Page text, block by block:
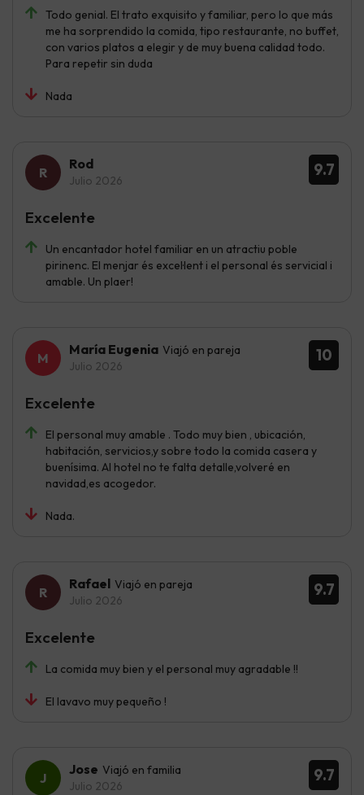
Todo genial. El trato exquisito y familiar, pero lo que más
me ha sorprendido la comida, tipo restaurante, no buffet,
con varios platos a elegir y de muy buena calidad todo.
Para repetir sin duda
Nada
9.7
Rod
Julio 2026
Un encantador hotel familiar en un atractiu poble
pirinenc. El menjar és excel·lent i el personal és servicial i
amable. Un plaer!
Excelente
10
María Eugenia Viajó en pareja
Julio 2026
El personal muy amable . Todo muy bien , ubicación,
habitación, servicios,y sobre todo la comida casera y
buenísima. Al hotel no te falta detalle,volveré en
navidad,es acogedor.
Nada.
Excelente
9.7
Rafael Viajó en pareja
Julio 2026
La comida muy bien y el personal muy agradable !!
El lavavo muy pequeño !
Excelente
9.7
Jose Viajó en familia
Julio 2026